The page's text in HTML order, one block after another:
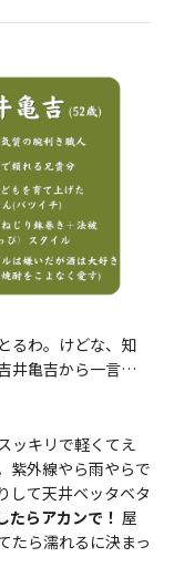
るわ。けどな、知
井亀吉から一言…
ッキリで軽くてえ
紫外線やら雨やらで
して天井ベッタベタ
たらアカンで！ 屋
たら濡れるに決まっ